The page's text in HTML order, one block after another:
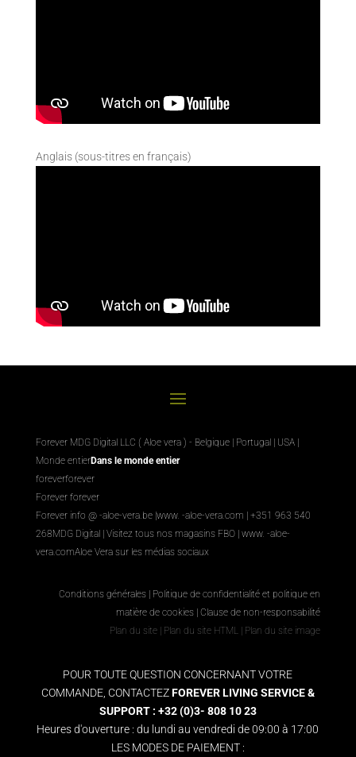
Anglais (sous-titres en français)
Forever MDG Digital LLC ( Aloe vera ) - Belgique | Portugal | USA |
Monde entierDans le monde entier
foreverforever
Forever forever
Forever info @ -aloe-vera.be | www. -aloe-vera.com | +351 963 540
268MDG Digital Visitez tous nos magasins FBO| www. -aloe-
vera.comAloe Vera sur les médias sociaux
Conditions générales
Politique de confidentialité et politique en
matière de cookies |Clause de non-responsabilité
Plan du site
Plan du site HTML Plan du site image
POUR TOUTE QUESTION CONCERNANT VOTRE
COMMANDE, CONTACTEZFOREVER LIVING SERVICE &
SUPPORT : +32 (0)3- 808 10 23
Heures d'ouverture : du lundi au vendredi de 09:00 à 17:00
LES MODES DE PAIEMENT :